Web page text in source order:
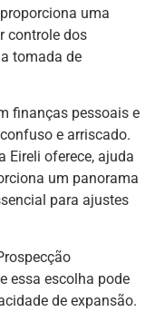
uma
controle dos
tomada de
finanças pessoais e
e arriscado.
Eireli oferece, ajuda
um panorama
para ajustes
essa escolha pode
de expansão.